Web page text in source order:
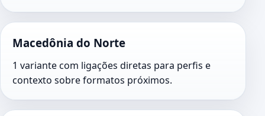
Macedônia do Norte
1 variante com ligações diretas para perfis e
contexto sobre formatos próximos.